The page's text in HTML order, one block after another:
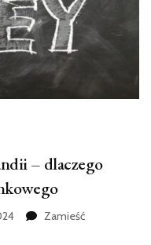
– dlaczego
Zamieść